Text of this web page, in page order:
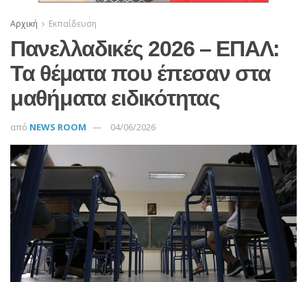
Αρχική Εκπαίδευση
Πανελλαδικές 2026 – ΕΠΑΛ:
Τα θέματα που έπεσαν στα
μαθήματα ειδικότητας
από NEWS ROOM 04/06/2026